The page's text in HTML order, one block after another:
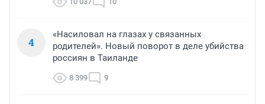
4
«Насиловал на глазах у связанных
родителей». Новый поворот в деле убийства
россиян в Таиланде
8 399 9